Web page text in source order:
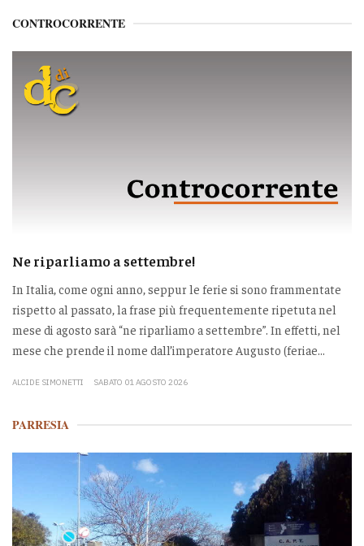
CONTROCORRENTE
Ne riparliamo a settembre!
In Italia, come ogni anno, seppur le ferie si sono frammentate
rispetto al passato, la frase più frequentemente ripetuta nel
mese di agosto sarà “ne riparliamo a settembre”. In effetti, nel
mese che prende il nome dall’imperatore Augusto (feriae...
ALCIDE SIMONETTI SABATO 01 AGOSTO 2026
PARRESIA